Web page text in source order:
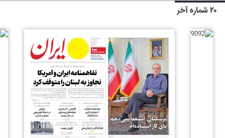
۲۰ شماره آخر